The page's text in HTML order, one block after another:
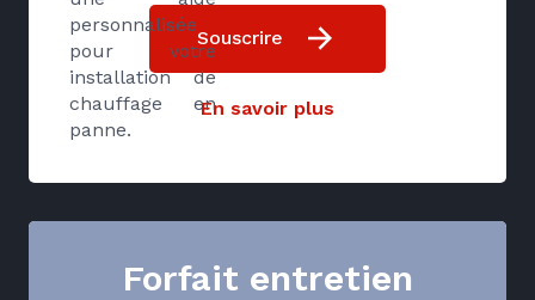
personnalisée
pour votre
installation de
chauffage en
panne.
Souscrire
En savoir plus
Forfait entretien